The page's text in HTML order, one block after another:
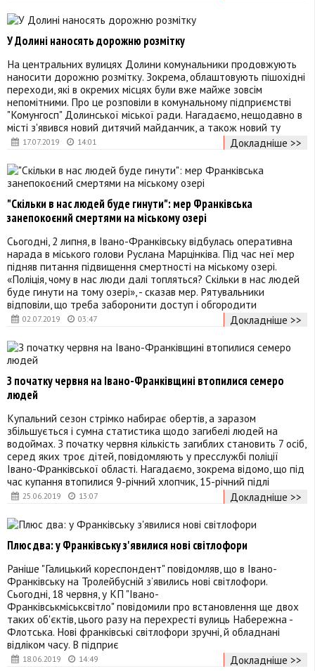
17.07.2019 14:01
У Долині наносять дорожню розмітку
На центральних вулицях Долини комунальники продовжують
наносити дорожню розмітку. Зокрема, облаштовують пішохідні
переходи, які в окремих місцях були вже майже зовсім
непомітними. Про це розповіли в комунальному підприємстві
"Комунгосп" Долинської міської ради. Нагадаємо, нещодавно в
місті з'явився новий дитячий майданчик, а також новий ту
Докладніше >>
02.07.2019 03:47
"Скільки в нас людей буде гинути": мер Франківська
занепокоєний смертями на міському озері
Сьогодні, 2 липня, в Івано-Франківську відбулась оперативна
нарада в міського голови Руслана Марцінківа. Під час неї мер
підняв питання підвищення смертності на міському озері.
«Поліція, чому в нас люди далі топляться? Скільки в нас людей
буде гинути на тому озері», - сказав мер. Рятувальники
відповіли, що треба заборонити доступ і обгородити
Докладніше >>
25.06.2019 13:07
З початку червня на Івано-Франківщині втопилися семеро
людей
Купальний сезон стрімко набирає обертів, а заразом
збільшується і сумна статистика щодо загибелі людей на
водоймах. З початку червня кількість загиблих становить 7 осіб,
серед яких троє дітей, повідомляють у пресслужбі поліції
Івано-Франківської області. Нагадаємо, зокрема відомо, що під
час купання втопилися 9-річний хлопчик, 15-річний підлі
Докладніше >>
18.06.2019 14:49
Плюс два: у Франківську з'явилися нові світлофори
Раніше "Галицький кореспондент" повідомляв, що в Івано-
Франківську на Тролейбусній з’явились нові світлофори.
Сьогодні, 18 червня, у КП "Івано-
Франківськміськсвітло" повідомили про встановлення ще двох
таких об'єктів, цього разу на перехресті вулиць Набережна -
Флотська. Нові франківські світлофори зручні, й обладнані
відліком часу. В підприє
Докладніше >>